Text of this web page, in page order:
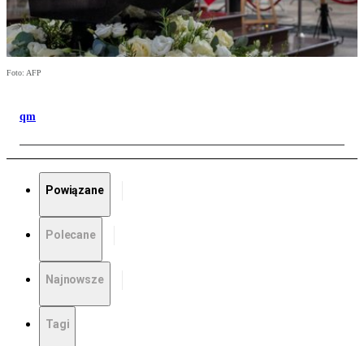
Foto: AFP
qm
Powiązane
Polecane
Najnowsze
Tagi